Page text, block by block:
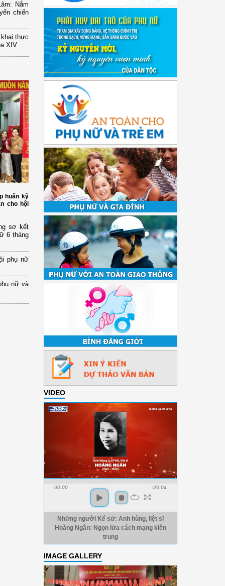
Nắm
chiến
thực
XIV
huấn kỹ
cho hội
sơ kết
6 tháng
phụ nữ
nữ và
VIDEO
00:00 -20:04
Những người Kể sử: Anh hùng, liệt sĩ
Hoàng Ngân: Ngọn lửa cách mạng kiên
trung
IMAGE GALLERY